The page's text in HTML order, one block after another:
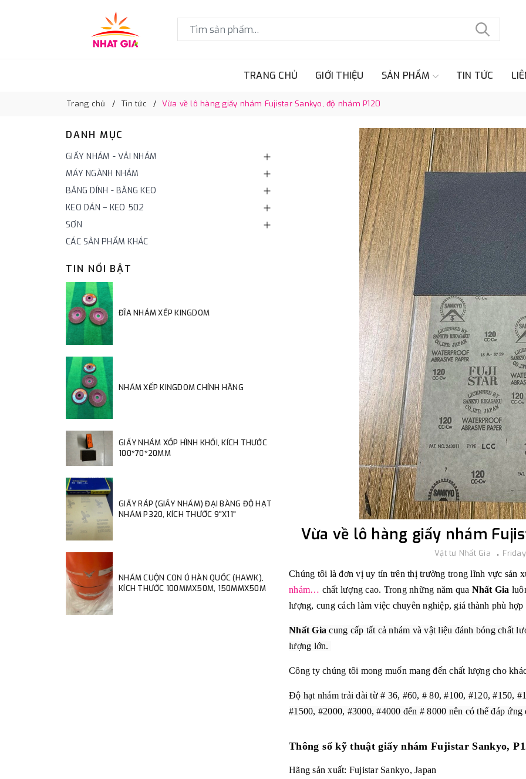
TRANG CHỦ GIỚI THIỆU SẢN PHẨM TIN TỨC
Trang chủ Tin tức Vừa về lô hàng giấy nhám Fujistar Sankyo, độ nhám P120
DANH MỤC
GIẤY NHÁM - VẢI NHÁM
MÁY NGÀNH NHÁM
BĂNG DÍNH - BĂNG KEO
KEO DÁN – KEO 502
SƠN
CÁC SẢN PHẨM KHÁC
TIN NỔI BẬT
ĐĨA NHÁM XẾP KINGDOM
NHÁM XẾP KINGDOM CHÍNH HÃNG
GIẤY NHÁM XỐP HÌNH KHỐI, KÍCH THƯỚC
100*70*20MM
GIẤY RÁP (GIẤY NHÁM) ĐẠI BÀNG ĐỘ HẠT
NHÁM P320, KÍCH THƯỚC 9"X11"
NHÁM CUỘN CON Ó HÀN QUỐC (HAWK),
KÍCH THƯỚC 100MMX50M, 150MMX50M
Vừa về lô hàng giấy nhám
Vật tư Nhất Gia
Chúng tôi là đơn vị uy tín trên thị trường trong lĩnh vực sản
nhám… chất lượng cao. Trong những năm qua Nhất Gia
lượng, cung cách làm việc chuyên nghiệp, giá thành phù
Nhất Gia cung cấp tất cả nhám và vật liệu đánh bóng chất
lượng lớn.
Công ty chúng tôi mong muốn mang đến chất lượng cho
Độ hạt nhám trải dài từ # 36, #60, # 80, #100, #120, #150,
#1500, #2000, #3000, #4000 đến # 8000 nên có thể đáp
Thông số kỹ thuậtgiấy nhám Fujistar Sankyo,
Hãng sản xuất: Fujistar Sankyo, Japan